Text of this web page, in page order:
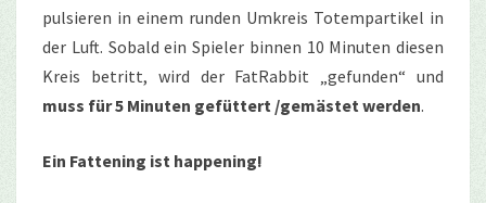
pulsieren in einem runden Umkreis Totempartikel in
der Luft. Sobald ein Spieler binnen 10 Minuten diesen
Kreis betritt, wird der FatRabbit „gefunden“ und
muss für 5 Minuten gefüttert /gemästet werden.
Ein Fattening ist happening!